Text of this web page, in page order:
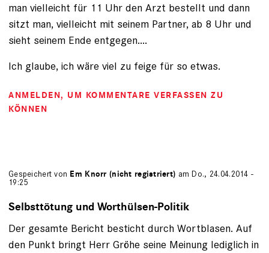
man vielleicht für 11 Uhr den Arzt bestellt und dann
sitzt man, vielleicht mit seinem Partner, ab 8 Uhr und
sieht seinem Ende entgegen....
Ich glaube, ich wäre viel zu feige für so etwas.
ANMELDEN, UM KOMMENTARE VERFASSEN ZU
KÖNNEN
Gespeichert von Em Knorr (nicht registriert) am Do., 24.04.2014 -
19:25
Selbsttötung und Worthülsen-Politik
Der gesamte Bericht besticht durch Wortblasen. Auf
den Punkt bringt Herr Gröhe seine Meinung lediglich in